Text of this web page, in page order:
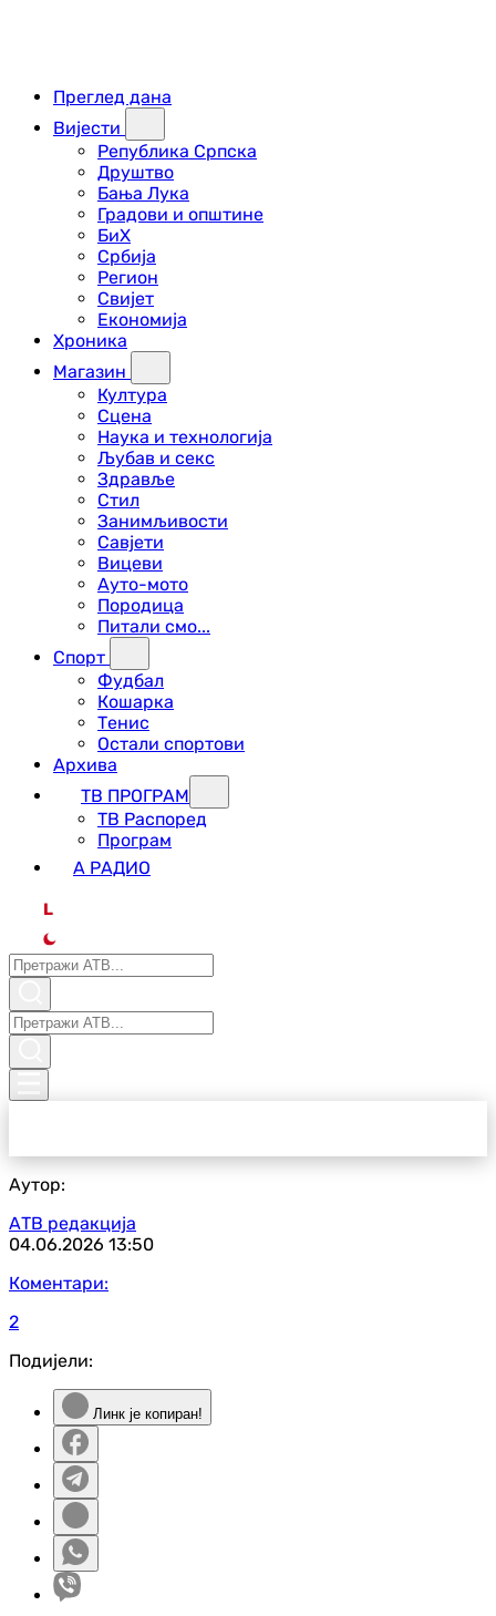
Преглед дана
Вијести
Република Српска
Друштво
Бања Лука
Градови и општине
БиХ
Србија
Регион
Свијет
Економија
Хроника
Магазин
Култура
Сцена
Наука и технологија
Љубав и секс
Здравље
Стил
Занимљивости
Савјети
Вицеви
Ауто-мото
Породица
Питали смо...
Спорт
Фудбал
Кошарка
Тенис
Остали спортови
Архива
ТВ ПРОГРАМ
ТВ Распоред
Програм
А РАДИО
L
Аутор:
АТВ редакција
04.06.2026 13:50
Коментари:
2
Подијели:
Линк је копиран!